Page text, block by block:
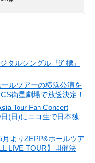
タルシングル『道標』
ルツアーの横浜公演を
衛星劇場で放送決定！
Tour Fan Concert
(日)にニコ生で日本独
よりZEPP&ホールツア
LIVE TOUR】開催決